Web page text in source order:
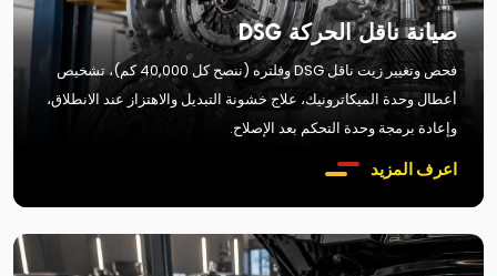
صيانة ناقل الحركة DSG
فحص وتغيير زيت ناقل DSG وفلتره (ننصح كل 40,000 كم)، تشخيص
أعطال وحدة الميكاترونيك، علاج خشونة التبديل والاهتزاز عند الانطلاق،
وإعادة برمجة وحدة التحكم بعد الإصلاح.
اعرف المزيد